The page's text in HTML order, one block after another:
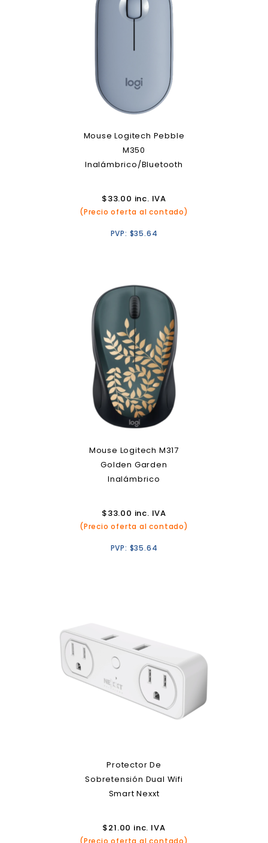
Mouse Logitech Pebble
M350
Inalámbrico/Bluetooth
$33.00 inc. IVA
(Precio oferta al contado)
PVP: $35.64
Mouse Logitech M317
Golden Garden
Inalámbrico
$33.00 inc. IVA
(Precio oferta al contado)
PVP: $35.64
Protector De
Sobretensión Dual Wifi
Smart Nexxt
$21.00 inc. IVA
(Precio oferta al contado)